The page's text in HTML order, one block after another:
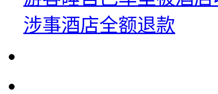
涉事酒店全额退款